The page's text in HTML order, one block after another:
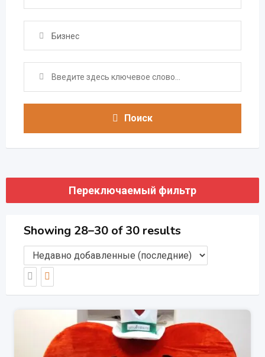
Бизнес
Поиск
Переключаемый фильтр
Showing 28–30 of 30 results